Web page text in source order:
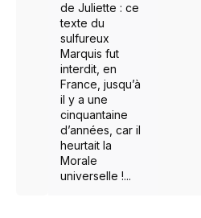
de Juliette : ce
texte du
sulfureux
Marquis fut
interdit, en
France, jusqu’à
il y a une
cinquantaine
d’années, car il
heurtait la
Morale
universelle !...